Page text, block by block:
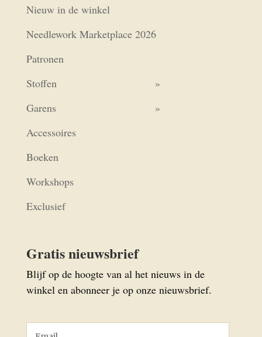
Nieuw in de winkel
Needlework Marketplace 2026
Patronen
Stoffen
Garens
Accessoires
Boeken
Workshops
Exclusief
Gratis nieuwsbrief
Blijf op de hoogte van al het nieuws in de
winkel en abonneer je op onze nieuwsbrief.